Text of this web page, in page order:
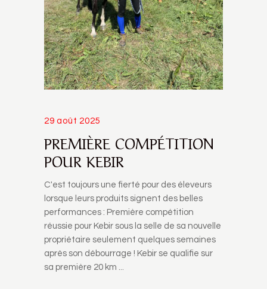
29 août 2025
PREMIÈRE COMPÉTITION
POUR KEBIR
C'est toujours une fierté pour des éleveurs
lorsque leurs produits signent des belles
performances : Première compétition
réussie pour Kebir sous la selle de sa nouvelle
propriétaire seulement quelques semaines
après son débourrage ! Kebir se qualifie sur
sa première 20 km